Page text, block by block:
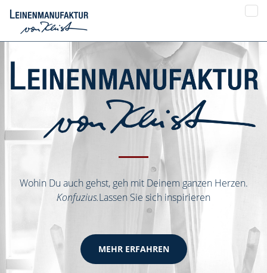
Wohin Du auch gehst, geh mit Deinem ganzen Herzen.
Konfuzius.Lassen Sie sich inspirieren
MEHR ERFAHREN